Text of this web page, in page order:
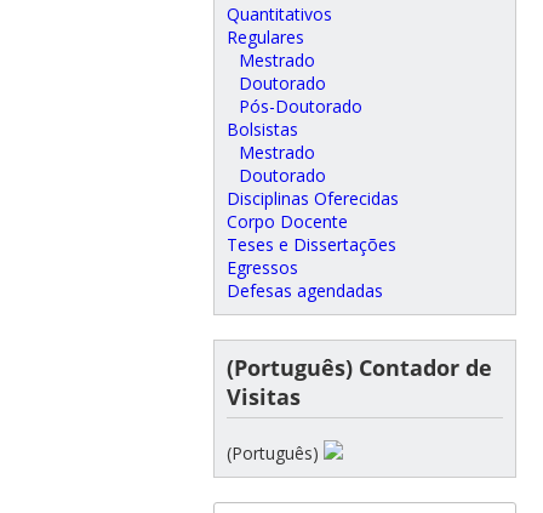
Quantitativos
Regulares
Mestrado
Doutorado
Pós-Doutorado
Bolsistas
Mestrado
Doutorado
Disciplinas Oferecidas
Corpo Docente
Teses e Dissertações
Egressos
Defesas agendadas
(Português) Contador de
Visitas
(Português)